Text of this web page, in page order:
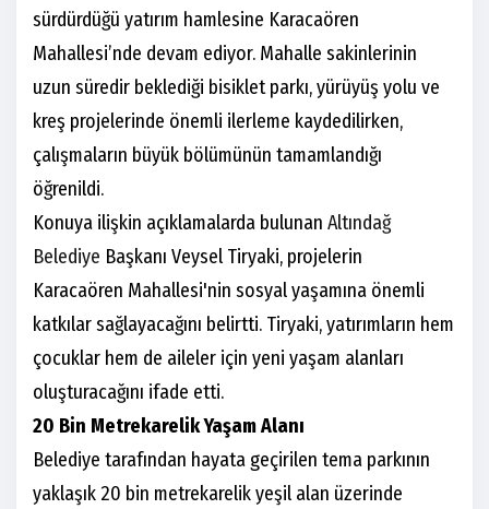
sürdürdüğü yatırım hamlesine Karacaören
Mahallesi’nde devam ediyor. Mahalle sakinlerinin
uzun süredir beklediği bisiklet parkı, yürüyüş yolu ve
kreş projelerinde önemli ilerleme kaydedilirken,
çalışmaların büyük bölümünün tamamlandığı
öğrenildi.
Konuya ilişkin açıklamalarda bulunan Altındağ
Belediye Başkanı Veysel Tiryaki, projelerin
Karacaören Mahallesi'nin sosyal yaşamına önemli
katkılar sağlayacağını belirtti. Tiryaki, yatırımların hem
çocuklar hem de aileler için yeni yaşam alanları
oluşturacağını ifade etti.
20 Bin Metrekarelik Yaşam Alanı
Belediye tarafından hayata geçirilen tema parkının
yaklaşık 20 bin metrekarelik yeşil alan üzerinde